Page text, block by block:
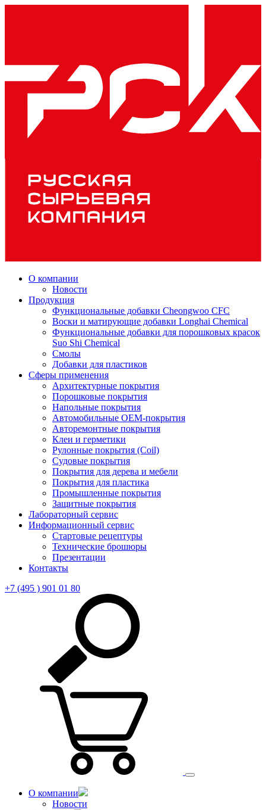
О компании
Новости
Продукция
Функциональные добавки Cheongwoo СFC
Воски и матирующие добавки Longhai Chemical
Функциональные добавки для порошковых красок
Suo Shi Chemical
Смолы
Добавки для пластиков
Сферы применения
Архитектурные покрытия
Порошковые покрытия
Напольные покрытия
Автомобильные ОЕМ-покрытия
Авторемонтные покрытия
Клеи и герметики
Рулонные покрытия (Coil)
Судовые покрытия
Покрытия для дерева и мебели
Покрытия для пластика
Промышленные покрытия
Защитные покрытия
Лабораторный сервис
Информационный сервис
Стартовые рецептуры
Технические брошюры
Презентации
Контакты
+7 (495 ) 901 01 80
О компании
Новости